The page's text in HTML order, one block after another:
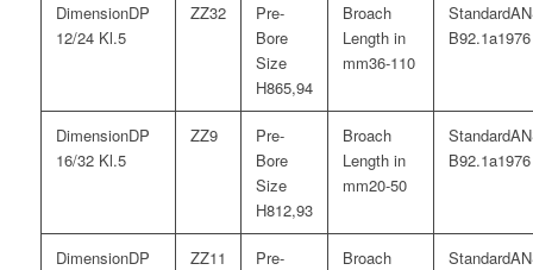
DP
12/24 Kl.5
32
65,94
36-110
B92.1a1976
DP
16/32 Kl.5
9
12,93
20-50
B92.1a1976
DP
11